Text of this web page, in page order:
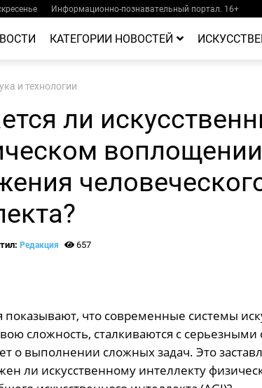
Информационно-познавательный портал. 16+
КАТЕГОРИИ НОВОСТЕЙ
и технологии
ли
Редакция 657
показывают, что современные системы
сложность, сталкиваются с
о выполнении сложных задач. Это
ли искусственному интеллекту